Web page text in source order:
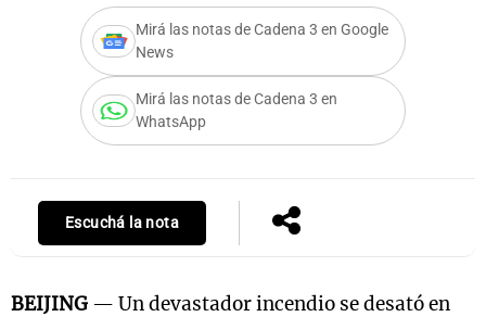
Mirá las notas de Cadena 3 en Google
News
Mirá las notas de Cadena 3 en
WhatsApp
Escuchá la nota
BEIJING — Un devastador incendio se desató en